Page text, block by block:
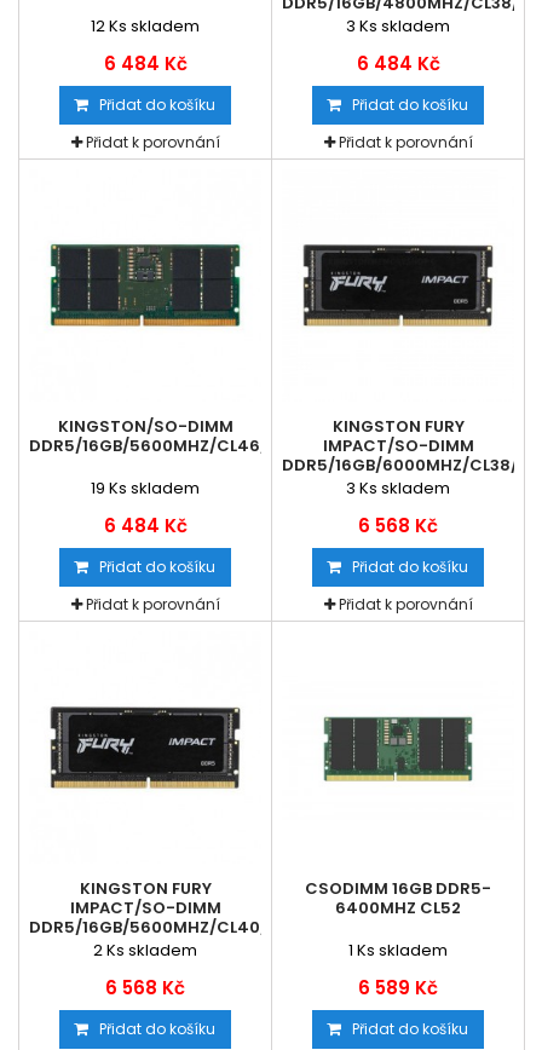
12Ks skladem
6 484 Kč
Přidat do košíku
Přidat k porovnání
3 Ks skladem
6 484 Kč
Přidat do košíku
Přidat k porovnání
KINGSTON/SO-DIMM
DDR5/16GB/5600MHZ/CL46/1X16GB
19 Ks skladem
6 484 Kč
Přidat do košíku
Přidat k porovnání
KINGSTON FURY
IMPACT/SO-DIMM
DDR5/16GB/6000MHZ/CL38/
3 Ks skladem
6 568 Kč
Přidat do košíku
Přidat k porovnání
KINGSTON FURY
IMPACT/SO-DIMM
DDR5/16GB/5600MHZ/CL40/1X16GB
2Ks skladem
6 568 Kč
Přidat do košíku
CSODIMM 16GB DDR5-
6400MHZ CL52
1 Ks skladem
6 589 Kč
Přidat do košíku